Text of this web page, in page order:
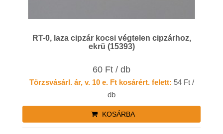
RT-0, laza cipzár kocsi végtelen cipzárhoz,
ekrü (15393)
60 Ft / db
Törzsvásárl. ár, v. 10 e. Ft kosárért. felett: 54 Ft /
db
KOSÁRBA